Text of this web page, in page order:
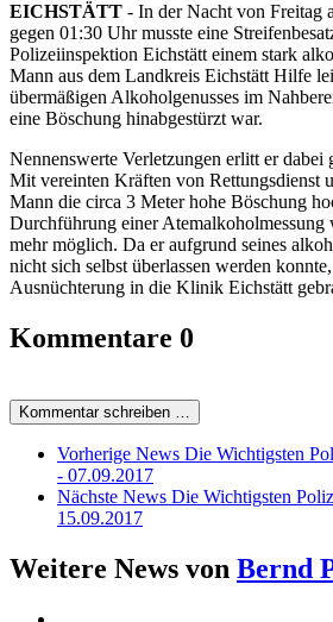
EICHSTÄTT - In der Nacht von Freitag
gegen 01:30 Uhr musste eine
Polizeiinspektion Eichstätt einem stark
Mann aus dem Landkreis Eichstätt Hilfe
übermäßigen Alkoholgenusses im
eine Böschung hinabgestürzt war.
Nennenswerte Verletzungen erlitt er
Mit vereinten Kräften von Rettungsdienst
Mann die circa 3 Meter hohe Böschung
Durchführung einer Atemalkoholmessung
mehr möglich. Da er aufgrund seines
nicht sich selbst überlassen werden
Ausnüchterung in die Klinik Eichstätt
Kommentare 0
Kommentar schreiben …
Vorherige News Die Wichtigsten
- 07.09.2017
Nächste News Die Wichtigsten
15.09.2017
Weitere News von Bernd